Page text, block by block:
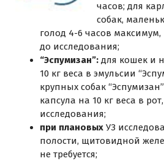
часов; для
собак,
голод 4-6 часов максимум,
до исследования;
“Эспумизан”: для кошек и
10 кг веса в эмульсии
крупных собак
капсула на 10 кг веса в
исследования;
при плановых УЗ
полости, щитовидной
не требуется;